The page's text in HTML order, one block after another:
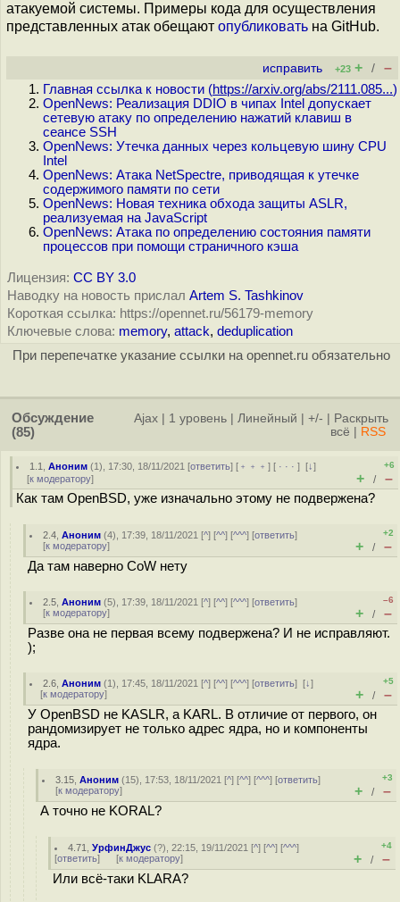
атакуемой системы. Примеры кода для осуществления
представленных атак обещают опубликовать на GitHub.
исправить +23 + / –
Главная ссылка к новости (https://arxiv.org/abs/2111.085...)
OpenNews: Реализация DDIO в чипах Intel допускает
сетевую атаку по определению нажатий клавиш в
сеансе SSH
OpenNews: Утечка данных через кольцевую шину CPU
Intel
OpenNews: Атака NetSpectre, приводящая к утечке
содержимого памяти по сети
OpenNews: Новая техника обхода защиты ASLR,
реализуемая на JavaScript
OpenNews: Атака по определению состояния памяти
процессов при помощи страничного кэша
Лицензия: CC BY 3.0
Наводку на новость прислал Artem S. Tashkinov
Короткая ссылка: https://opennet.ru/56179-memory
Ключевые слова: memory, attack, deduplication
При перепечатке указание ссылки на opennet.ru обязательно
Обсуждение
(85)
Ajax 1 уровень Линейный +/-
Раскрыть
всё
RSS
1.1 ,Аноним (1), 17:30, 18/11/2021 [ответить] [ ﹢﹢﹢] [ · · ·][↓]
[к модератору]
+6
+ / –
Как там OpenBSD, уже изначально этому не подвержена?
2.4 ,Аноним (4), 17:39, 18/11/2021 [^] [^^] [^^^] [ответить]
[к модератору]
+2
+ / –
Да там наверно CoW нету
2.5 ,Аноним (5), 17:39, 18/11/2021 [^] [^^] [^^^] [ответить]
[к модератору]
–6
+ / –
Разве она не первая всему подвержена? И не исправляют.
);
2.6 ,Аноним (1), 17:45, 18/11/2021 [^] [^^] [^^^] [ответить][↓]
[к модератору]
+5
+ / –
У OpenBSD не KASLR, а KARL. В отличие от первого, он
рандомизирует не только адрес ядра, но и компоненты
ядра.
3.15 ,Аноним (15), 17:53, 18/11/2021 [^] [^^] [^^^] [ответить]
[к модератору]
+3
+ / –
А точно не KORAL?
4.71 ,УрфинДжус (?), 22:15, 19/11/2021 [^] [^^] [^^^]
[ответить] [к модератору]
+4
+ / –
Или всё-таки KLARA?